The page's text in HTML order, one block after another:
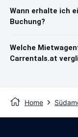
Wann erhalte ich
Buchung?
Welche
Carrentals.at
Home